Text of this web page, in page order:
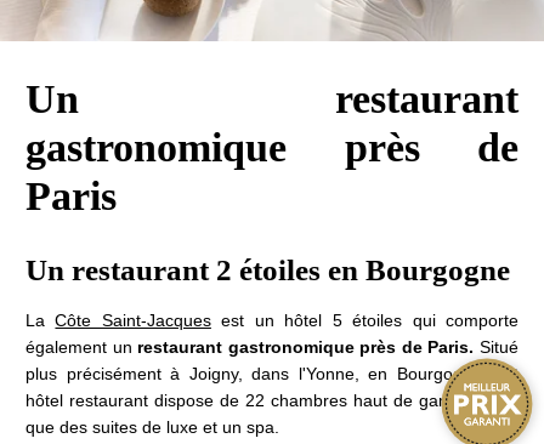
Un restaurant
gastronomique près de
Paris
Un restaurant 2 étoiles en Bourgogne
LaCôte Saint-Jacquesest un hôtel 5 étoiles qui comporte
également un restaurant gastronomique près de Paris. Situé
plus précisément à Joigny, dans l'Yonne, en Bourgogne, cet
hôtel restaurant dispose de 22 chambres haut de gamme ainsi
que des suites de luxe et un spa.